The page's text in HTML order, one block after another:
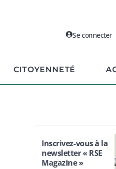
Se connecter
CITOYENNETÉ
Inscrivez-vous à la
newsletter « RSE
Magazine »